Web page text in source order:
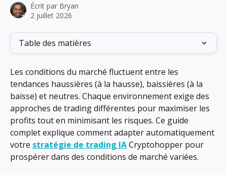
Écrit par Bryan
2 juillet 2026
Table des matières
Les conditions du marché fluctuent entre les
tendances haussières (à la hausse), baissières (à la
baisse) et neutres. Chaque environnement exige des
approches de trading différentes pour maximiser les
profits tout en minimisant les risques. Ce guide
complet explique comment adapter automatiquement
votre stratégie de trading IA Cryptohopper pour
prospérer dans des conditions de marché variées.